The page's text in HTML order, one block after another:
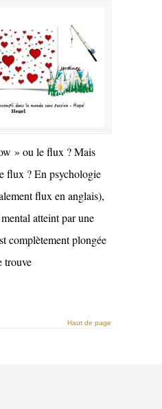
» ou le flux ? Mais
flux ? En psychologie
flux en anglais),
atteint par une
complètement plongée
trouve
Haut de page